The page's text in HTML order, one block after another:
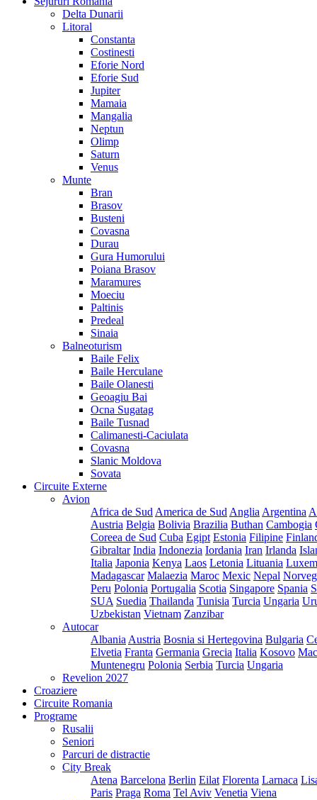
Delta Dunarii
Litoral
Constanta
Costinesti
Eforie Nord
Eforie Sud
Jupiter
Mamaia
Mangalia
Neptun
Olimp
Saturn
Venus
Munte
Bran
Brasov
Busteni
Covasna
Durau
Gura Humorului
Poiana Brasov
Maramures
Moeciu
Paltinis
Predeal
Sinaia
Balneoturism
Baile Felix
Baile Herculane
Baile Olanesti
Geoagiu Bai
Ocna Sugatag
Baile Tusnad
Calimanesti-Caciulata
Covasna
Slanic Moldova
Sovata
Circuite Externe
Avion
Africa de Sud America de Sud Anglia Argentina
Austria Belgia Bolivia Brazilia Buthan Cambogia
Coreea de Sud Cuba Egipt Estonia Filipine
Gibraltar India Indonezia Iordania Iran Irlanda
Italia Japonia Kenya Laos Letonia Lituania
Madagascar Malaezia Maroc Mexic Nepal
Peru Polonia Portugalia Scotia Singapore Spania
SUA Suedia Thailanda Tunisia Turcia Ungaria
Uzbekistan Vietnam Zanzibar
Autocar
Albania Austria Bosnia si Hertegovina Bulgaria
Elvetia Franta Germania Grecia Italia Kosovo
Muntenegru Polonia Serbia Turcia Ungaria
Revelion 2027
Croaziere
Circuite Romania
Programe
Rusalii
Seniori
Parcuri de distractie
City Break
Atena Barcelona Berlin Eilat Florenta Larnaca
Paris Praga Roma Tel Aviv Venetia Viena